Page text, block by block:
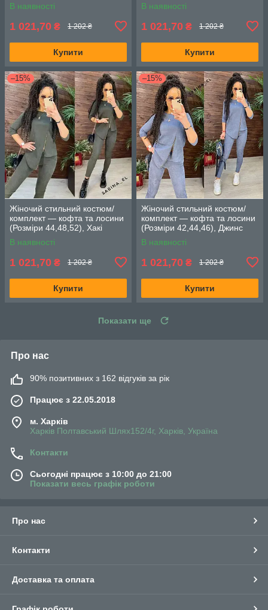
В наявності
1 021,70 ₴ 1 202 ₴
Купити
В наявності
1 021,70 ₴ 1 202 ₴
Купити
–15%
Жіночий стильний костюм/
комплект — кофта та лосини
(Розміри 44,48,52), Хакі
В наявності
1 021,70 ₴ 1 202 ₴
Купити
–15%
Жіночий стильний костюм/
комплект — кофта та лосини
(Розміри 42,44,46), Джинс
В наявності
1 021,70 ₴ 1 202 ₴
Купити
Показати ще
Про нас
90% позитивних з 162 відгуків за рік
Працює з 22.05.2018
м. Харків
Харків Полтавський Шлях152/4г, Харків, Україна
Контакти
Сьогодні працює з 10:00 до 21:00
Показати весь графік роботи
Про нас
Контакти
Доставка та оплата